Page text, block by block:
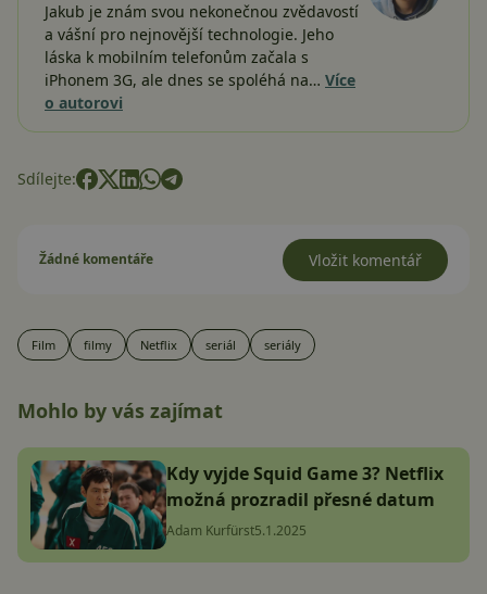
Jakub je znám svou nekonečnou zvědavostí
a vášní pro nejnovější technologie. Jeho
láska k mobilním telefonům začala s
iPhonem 3G, ale dnes se spoléhá na… Více
o autorovi
Sdílejte:
Žádné komentáře Vložit komentář
Film filmy Netflix seriál seriály
Mohlo by vás zajímat
Kdy vyjde Squid Game 3? Netflix
možná prozradil přesné datum
Adam Kurfürst5.1.2025